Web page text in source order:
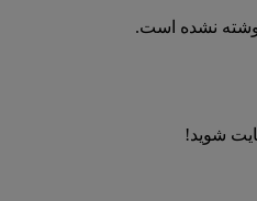
نشده است.
شوید!